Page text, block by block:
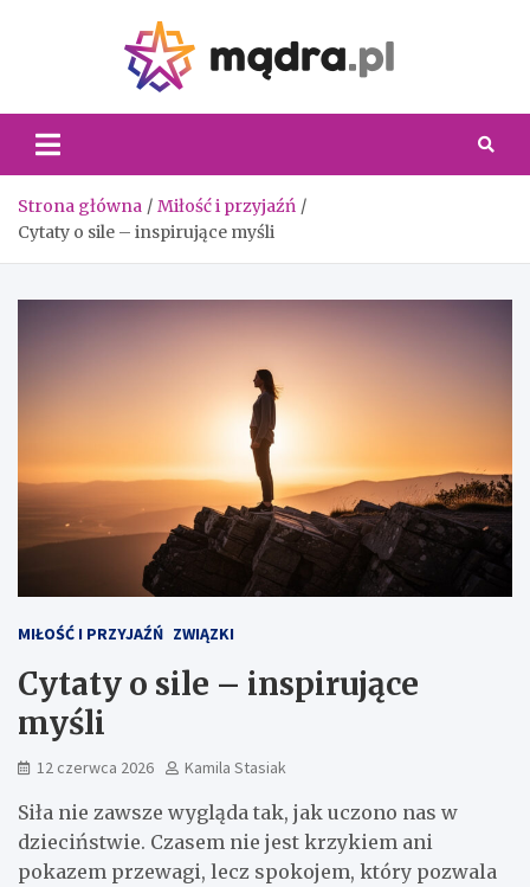
Strona główna
Miłość i przyjaźń
Cytaty o sile – inspirujące myśli
MIŁOŚĆ I PRZYJAŹŃ ZWIĄZKI
Cytaty o sile – inspirujące
myśli
12 czerwca 2026 Kamila Stasiak
Siła nie zawsze wygląda tak, jak uczono nas w
dzieciństwie. Czasem nie jest krzykiem ani
pokazem przewagi, lecz spokojem, który pozwala